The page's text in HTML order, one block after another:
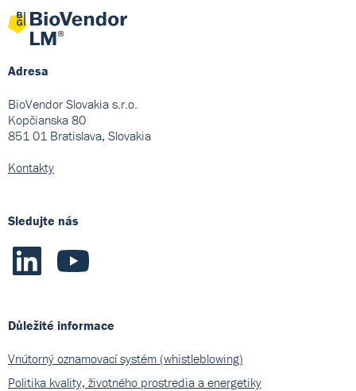
Adresa
BioVendor Slovakia s.r.o.
Kopčianska 80
851 01 Bratislava, Slovakia
Kontakty
Sledujte nás
Důležité informace
Vnútorný oznamovací systém (whistleblowing)
Politika kvality, životného prostredia a energetiky